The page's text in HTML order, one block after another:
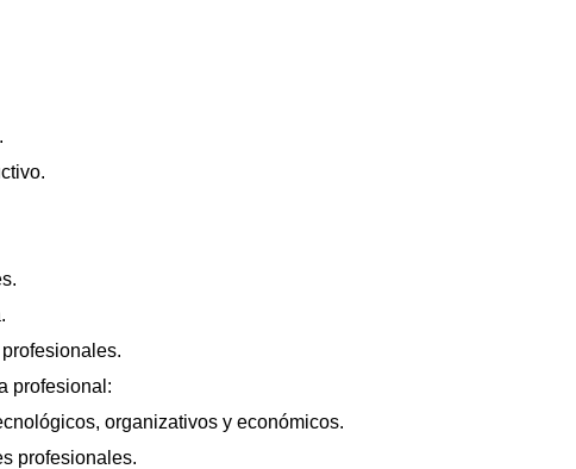
profesional:
organizativos y económicos.
profesionales.